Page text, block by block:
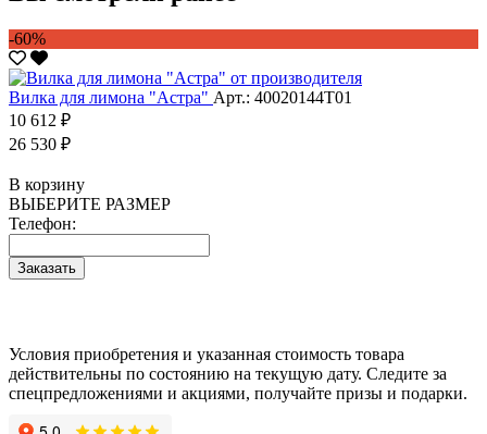
-60%
Вилка для лимона "Астра" Арт.: 40020144Т01
10 612 ₽
26 530 ₽
В корзину
ВЫБЕРИТЕ РАЗМЕР
Телефон:
Заказать
Условия приобретения и указанная стоимость товара
действительны по состоянию на текущую дату. Следите за
спецпредложениями и акциями, получайте призы и подарки.